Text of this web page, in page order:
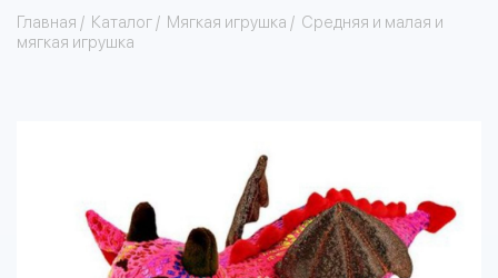
Главная / Каталог / Мягкая игрушка / Средняя и малая и
мягкая игрушка